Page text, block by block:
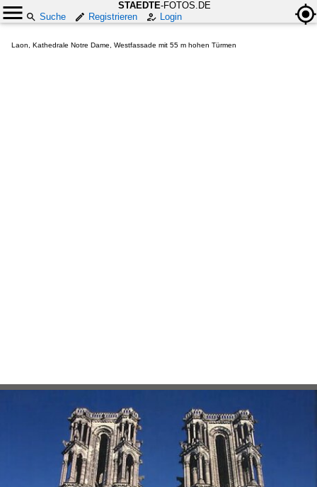
STAEDTE-FOTOS.DE
Suche
Registrieren Login
Laon, Kathedrale Notre Dame, Westfassade mit 55 m hohen Türmen